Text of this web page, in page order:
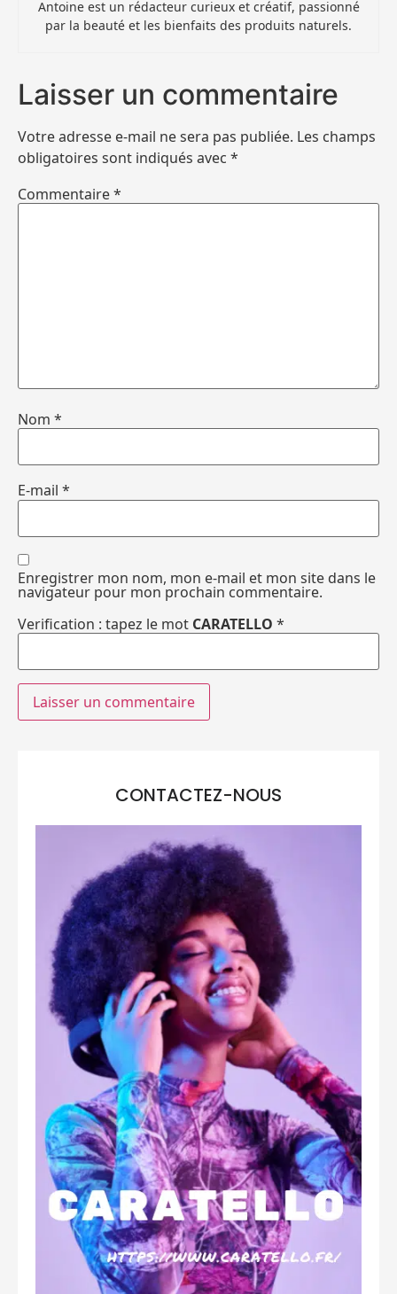
Antoine est un rédacteur curieux et créatif, passionné
par la beauté et les bienfaits des produits naturels.
Laisser un commentaire
Votre adresse e-mail ne sera pas publiée. Les champs
obligatoires sont indiqués avec *
Commentaire*
Nom *
E-mail *
Enregistrer mon nom, mon e-mail et mon site dans le
navigateur pour mon prochain commentaire.
Verification : tapez le mot CARATELLO *
CONTACTEZ-NOUS